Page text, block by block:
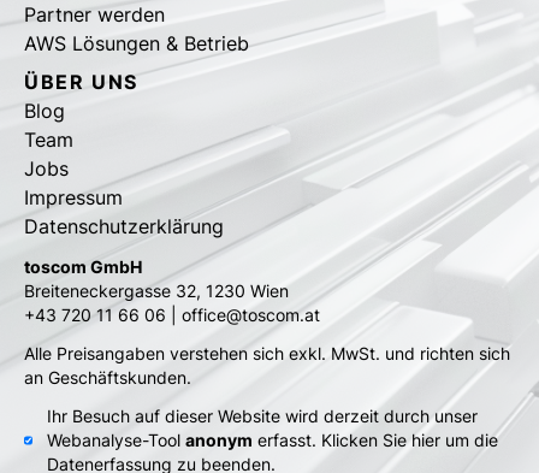
Partner werden
AWS Lösungen & Betrieb
ÜBER UNS
Blog
Team
Jobs
Impressum
Datenschutzerklärung
toscom GmbH
Breiteneckergasse 32, 1230 Wien
+43 720 11 66 06 | office@toscom.at
Alle Preisangaben verstehen sich exkl. MwSt. und richten sich
an Geschäftskunden.
Ihr Besuch auf dieser Website wird derzeit durch unser
Webanalyse-Tool anonym erfasst. Klicken Sie hier um die
Datenerfassung zu beenden.